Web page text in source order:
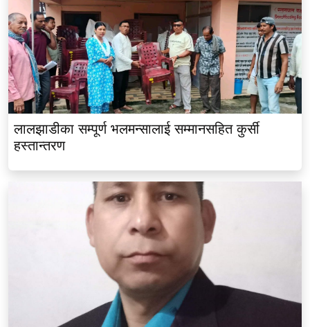
लालझाडीका सम्पूर्ण भलमन्सालाई सम्मानसहित कुर्सी
हस्तान्तरण